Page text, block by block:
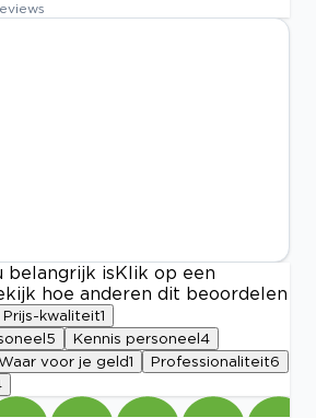
belangrijk is Klik op een
hoe anderen dit beoordelen
Prijs-kwaliteit1
5 Kennis personeel 4
voor je geld1 Professionaliteit6